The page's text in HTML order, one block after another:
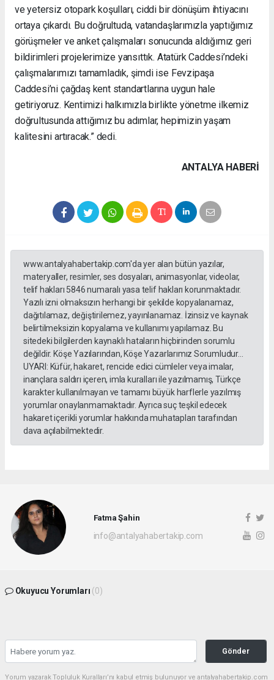
ve yetersiz otopark koşulları, ciddi bir dönüşüm ihtiyacını
ortaya çıkardı. Bu doğrultuda, vatandaşlarımızla yaptığımız
görüşmeler ve anket çalışmaları sonucunda aldığımız geri
bildirimleri projelerimize yansıttık. Atatürk Caddesi’ndeki
çalışmalarımızı tamamladık, şimdi ise Fevzipaşa
Caddesi’ni çağdaş kent standartlarına uygun hale
getiriyoruz. Kentimizi halkımızla birlikte yönetme ilkemiz
doğrultusunda attığımız bu adımlar, hepimizin yaşam
kalitesini artıracak.” dedi.
ANTALYA HABERİ
www.antalyahabertakip.com'da yer alan bütün yazılar,
materyaller, resimler, ses dosyaları, animasyonlar, videolar,
telif hakları 5846 numaralı yasa telif hakları korunmaktadır.
Yazılı izni olmaksızın herhangi bir şekilde kopyalanamaz,
dağıtılamaz, değiştirilemez, yayınlanamaz. İzinsiz ve kaynak
belirtilmeksizin kopyalama ve kullanımı yapılamaz. Bu
sitedeki bilgilerden kaynaklı hataların hiçbirinden sorumlu
değildir. Köşe Yazılarından, Köşe Yazarlarımız Sorumludur...
UYARI: Küfür, hakaret, rencide edici cümleler veya imalar,
inançlara saldırı içeren, imla kuralları ile yazılmamış, Türkçe
karakter kullanılmayan ve tamamı büyük harflerle yazılmış
yorumlar onaylanmamaktadır. Ayrıca suç teşkil edecek
hakaret içerikli yorumlar hakkında muhatapları tarafından
dava açılabilmektedir.
Fatma Şahin
info@antalyahabertakip.com
Okuyucu Yorumları (0)
Gönder
Yorum yazarak Topluluk Kuralları’nı kabul etmiş bulunuyor ve antalyahabertakip.com